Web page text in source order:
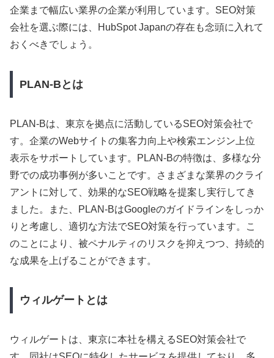
企業まで幅広い業界の企業が利用しています。SEO対策
会社を選ぶ際には、HubSpot Japanの存在も念頭に入れて
おくべきでしょう。
PLAN-Bとは
PLAN-Bは、東京を拠点に活動しているSEO対策会社で
す。企業のWebサイトの集客力向上や検索エンジン上位
表示をサポートしています。PLAN-Bの特徴は、多様な分
野での成功事例が多いことです。さまざまな業界のクライ
アントに対して、効果的なSEO戦略を提案し実行してき
ました。また、PLAN-BはGoogleのガイドラインをしっか
りと考慮し、適切な方法でSEO対策を行っています。こ
のことにより、被ペナルティのリスクを抑えつつ、持続的
な成果を上げることができます。
ウィルゲートとは
ウィルゲートは、東京に本社を構えるSEO対策会社で